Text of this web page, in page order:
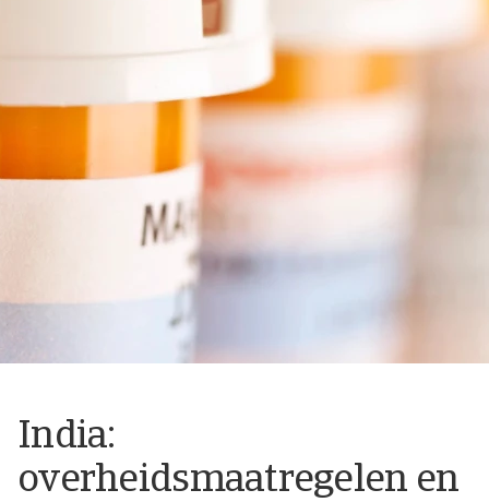
India:
overheidsmaatregelen en